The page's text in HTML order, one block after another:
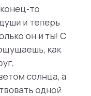
то
и теперь
он и ты! С
как
солнца, а
одной